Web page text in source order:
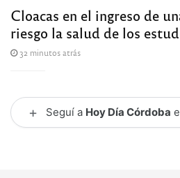
Cloacas en el ingreso de
riesgo la salud de los
32 minutos atrás
+ Seguí a Hoy Día Córdoba